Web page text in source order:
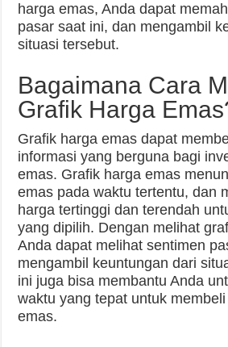
harga emas, Anda dapat
pasar saat ini, dan mengambil
situasi tersebut.
Bagaimana Cara
Grafik Harga
Grafik harga emas dapat
informasi yang berguna bagi
emas. Grafik harga emas
emas pada waktu tertentu, dan
harga tertinggi dan terendah
yang dipilih. Dengan melihat
Anda dapat melihat sentimen
mengambil keuntungan dari
ini juga bisa membantu Anda
waktu yang tepat untuk membeli
emas.